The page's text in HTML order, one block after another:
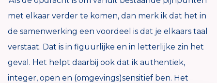
met elkaar verder te komen, dan merk ik dat het in
de samenwerking een voordeel is dat je elkaars taal
verstaat. Dat is in figuurlijke en in letterlijke zin het
geval. Het helpt daarbij ook dat ik authentiek,
integer, open en (omgevings)sensitief ben. Het